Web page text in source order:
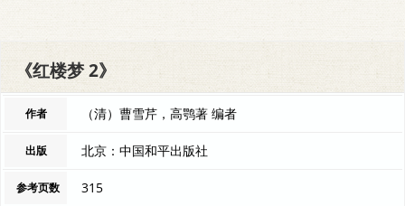
《红楼梦 2》
作者 （清）曹雪芹，高鹗著 编者
出版 北京：中国和平出版社
参考页数 315